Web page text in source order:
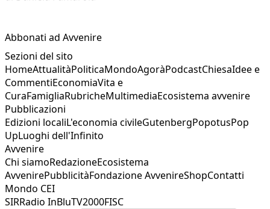
Abbonati ad Avvenire
Sezioni del sito
HomeAttualitàPoliticaMondoAgoràPodcastChiesaIdee e
CommentiEconomiaVita e
CuraFamigliaRubricheMultimediaEcosistema avvenire
Pubblicazioni
Edizioni localiL'economia civileGutenbergPopotusPop
UpLuoghi dell'Infinito
Avvenire
Chi siamoRedazioneEcosistema
AvvenirePubblicitàFondazione AvvenireShopContatti
Mondo CEI
SIRRadio InBluTV2000FISC